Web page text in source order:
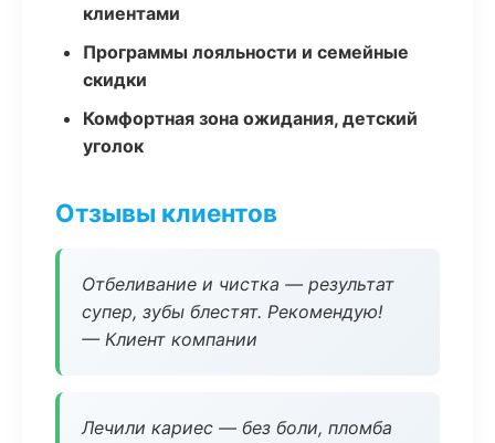
клиентами
Программы лояльности и семейные
скидки
Комфортная зона ожидания, детский
уголок
Отзывы клиентов
Отбеливание и чистка — результат
супер, зубы блестят. Рекомендую!
— Клиент компании
Лечили кариес — без боли, пломба